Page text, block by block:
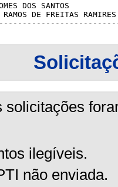
solicitações
ilegíveis.
não enviada.